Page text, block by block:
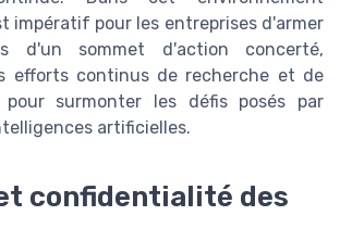
impératif pour les entreprises d'armer
d'un sommet d'action concerté,
efforts continus de recherche et de
pour surmonter les défis posés par
artificielles.
confidentialité des